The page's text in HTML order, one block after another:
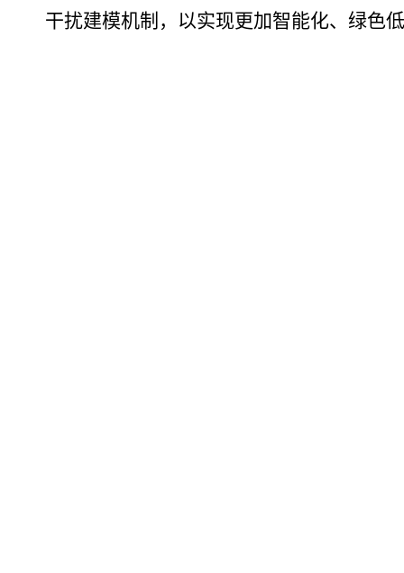
干扰建模机制，以实现更加智能化、绿色